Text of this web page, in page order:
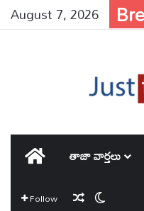
August 7, 2026
తాజా వార్తలు
Follow Random